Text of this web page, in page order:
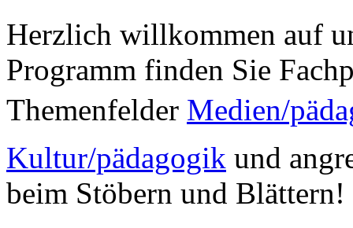
Herzlich willkommen auf
Programm finden Sie
Themenfelder Medien/
Kultur/pädagogik und
beim Stöbern und Blättern!